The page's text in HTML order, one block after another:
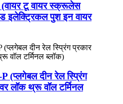
टू वायर स्क्रूलेस
इलेक्ट्रिकल पुश इन वायर
(प्लगेबल दीन रेल स्प्रिंग
लॉक थ्रू वॉल टर्मिनल